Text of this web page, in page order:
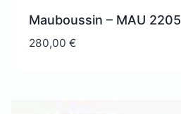
Mauboussin – MAU 2205
280,00€